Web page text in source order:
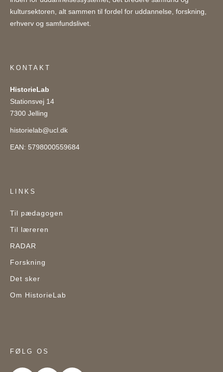
kultursektoren, alt sammen til fordel for uddannelse, forskning,
erhverv og samfundslivet.
KONTAKT
HistorieLab
Stationsvej 14
7300 Jelling
historielab@ucl.dk
EAN: 5798000559684
LINKS
Til pædagogen
Til læreren
RADAR
Forskning
Det sker
Om HistorieLab
FØLG OS